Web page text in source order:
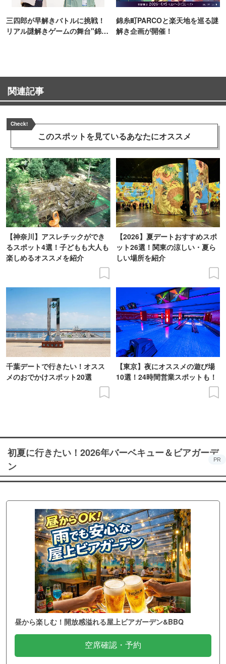
三四郎が早解きバトルに挑戦！
リアル謎解きゲームの舞台"錦糸
錦糸町PARCOと楽天地を巡る謎
解き企画が開催！
関連記事
Check!
このスポットを見ているあなたにオススメ
【神奈川】アスレチックができ
るスポット4選！子どもも大人も
楽しめるオススメを紹介
【2026】夏デートおすすめスポ
ット26選！関東の涼しい・夏ら
しい場所を紹介
千葉デートで行きたい！オスス
メのおでかけスポット20選
【東京】夜にオススメの遊び場
10選！24時間営業スポットも！
初夏に行きたい！2026年バーベキュー＆ビアガーデ
ン
PR
昼から楽しむ！開放感溢れる屋上ビアガーデン&BBQ
空席確認・予約